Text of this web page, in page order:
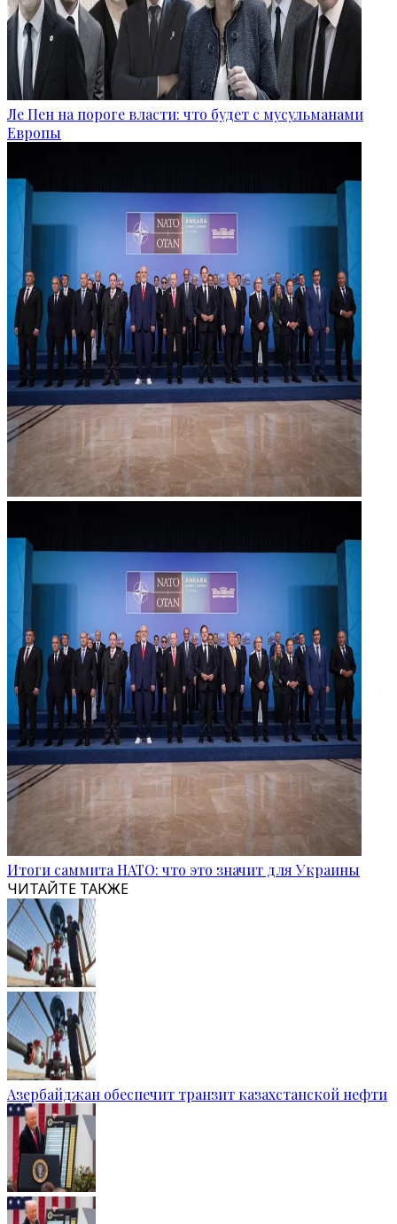
Ле Пен на пороге власти: что будет с мусульманами
Европы
Итоги саммита НАТО: что это значит для Украины
ЧИТАЙТЕ ТАКЖЕ
Азербайджан обеспечит транзит казахстанской нефти